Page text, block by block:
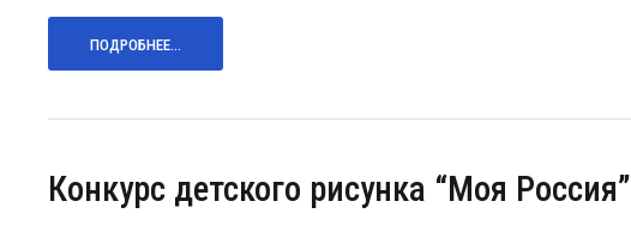
ПОДРОБНЕЕ...
Конкурс детского рисунка “Моя Россия”